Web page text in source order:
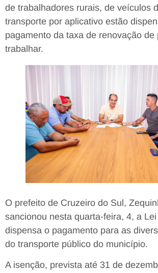
de trabalhadores rurais, de veículos
transporte por aplicativo estão
pagamento da taxa de renovação de
trabalhar.
O prefeito de Cruzeiro do Sul,
sancionou nesta quarta-feira, 4, a
dispensa o pagamento para as
do transporte público do município.
A isenção, prevista até 31 de